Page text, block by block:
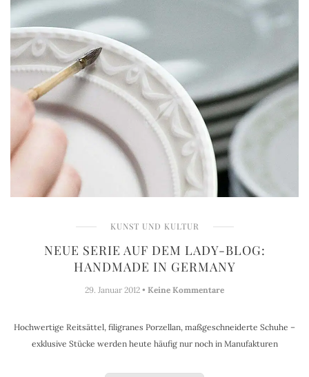
KUNST UND KULTUR
NEUE SERIE AUF DEM LADY-BLOG:
HANDMADE IN GERMANY
29. Januar 2012 • Keine Kommentare
Hochwertige Reitsättel, filigranes Porzellan, maßgeschneiderte Schuhe –
exklusive Stücke werden heute häufig nur noch in Manufakturen